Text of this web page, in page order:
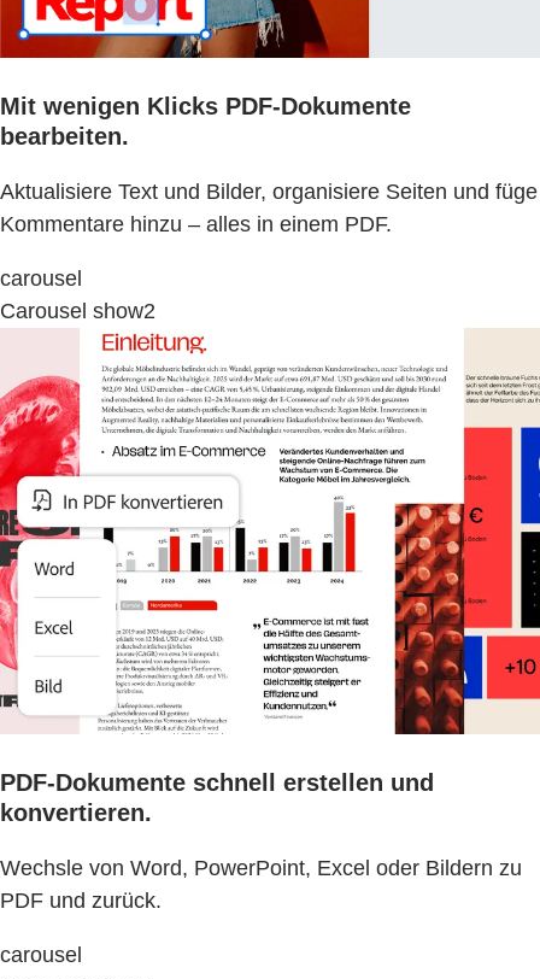
Mit wenigen Klicks PDF-Dokumente
bearbeiten.
Aktualisiere Text und Bilder, organisiere Seiten und füge
Kommentare hinzu – alles in einem PDF.
carousel
Carousel show2
PDF-Dokumente schnell erstellen und
konvertieren.
Wechsle von Word, PowerPoint, Excel oder Bildern zu
PDF und zurück.
carousel